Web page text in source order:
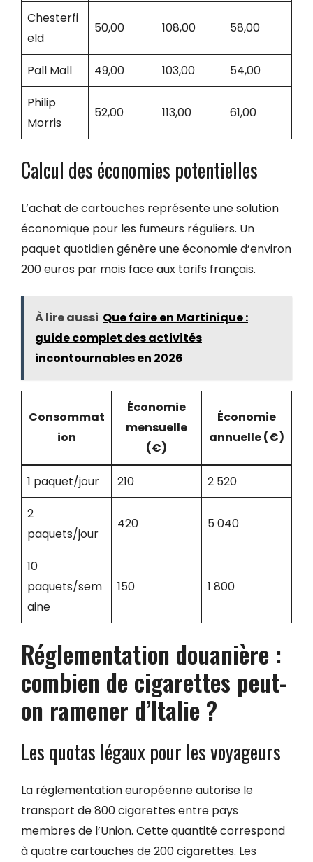
Chesterfi
eld
50,00 108,00 58,00
Pall Mall 49,00 103,00
54,00
Philip
Morris
52,00 113,00 61,00
Calcul des économies potentielles
L’achat de cartouches représente une solution
économique pour les fumeurs réguliers. Un
paquet quotidien génère une économie d’environ
200 euros par mois face aux tarifs français.
À lire aussi Que faire en Martinique :
guide complet des activités
incontournables en 2026
Consommat
ion
Économie
mensuelle
(€)
Économie
annuelle (€)
1 paquet/jour 210
2 520
2
paquets/jour
420 5 040
10
paquets/sem
aine
150 1 800
Réglementation douanière :
combien de cigarettes peut-
on ramener d’Italie ?
Les quotas légaux pour les voyageurs
La réglementation européenne autorise le
transport de 800 cigarettes entre pays
membres de l’Union. Cette quantité correspond
à quatre cartouches de 200 cigarettes. Les